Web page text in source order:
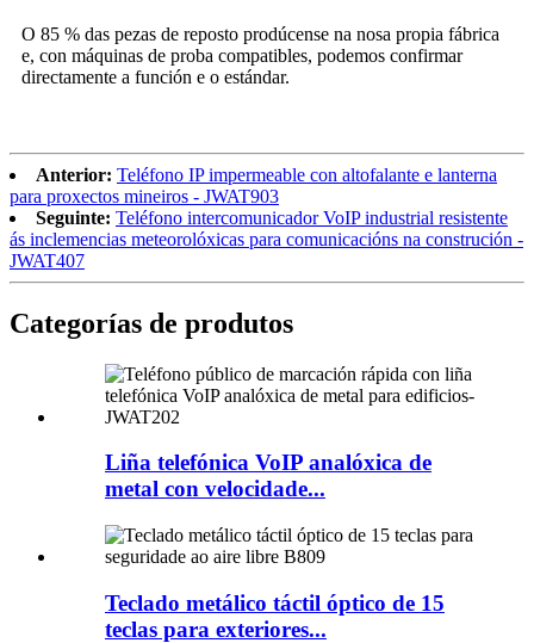
O 85 % das pezas de reposto prodúcense na nosa propia fábrica
e, con máquinas de proba compatibles, podemos confirmar
directamente a función e o estándar.
Anterior: Teléfono IP impermeable con altofalante e lanterna
para proxectos mineiros - JWAT903
Seguinte: Teléfono intercomunicador VoIP industrial resistente
ás inclemencias meteorolóxicas para comunicacións na construción -
JWAT407
Categorías de produtos
Liña telefónica VoIP analóxica de
metal con velocidade...
Teclado metálico táctil óptico de 15
teclas para exteriores...